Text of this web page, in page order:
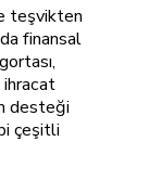
teşvikten
finansal
ihracat
desteği
çeşitli